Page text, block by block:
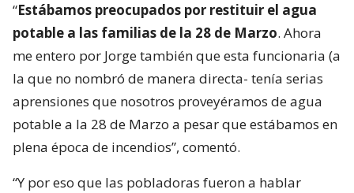
“Estábamos preocupados por restituir el agua
potable a las familias de la 28 de Marzo. Ahora
me entero por Jorge también que esta funcionaria (a
la que no nombró de manera directa- tenía serias
aprensiones que nosotros proveyéramos de agua
potable a la 28 de Marzo a pesar que estábamos en
plena época de incendios”, comentó.
“Y por eso que las pobladoras fueron a hablar